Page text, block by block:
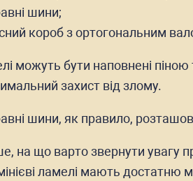
шини;
короб з ортогональним
можуть бути наповнені
захист від злому.
шини, як правило,
на що варто звернути увагу
ламелі мають достатню